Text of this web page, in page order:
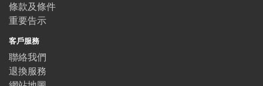
條款及條件
重要告示
客戶服務
聯絡我們
退換服務